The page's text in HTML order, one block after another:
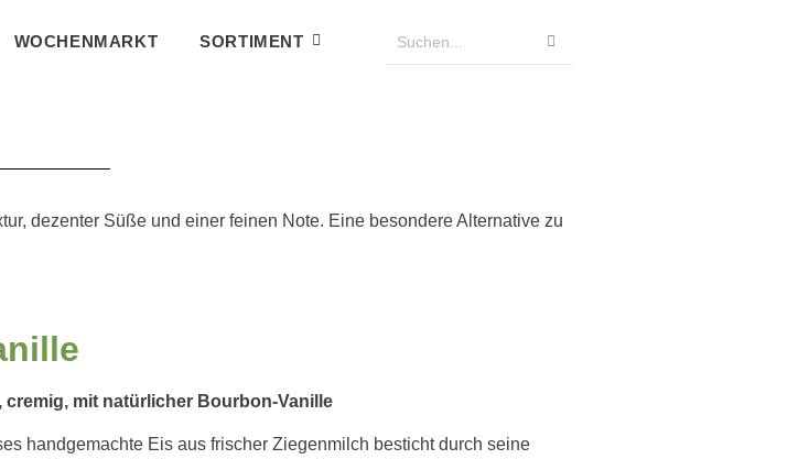
WOCHENMARKT SORTIMENT
dezenter Süße und einer feinen Note. Eine besondere Alternative zu
cremig, mit natürlicher Bourbon-Vanille
handgemachte Eis aus frischer Ziegenmilch besticht durch seine